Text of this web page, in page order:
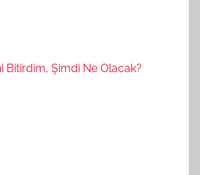
Bitirdim, Şimdi Ne Olacak?